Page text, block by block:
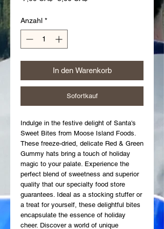
Anzahl *
In den Warenkorb
Sofortkauf
Indulge in the festive delight of Santa's
Sweet Bites from Moose Island Foods.
These freeze-dried, delicate Red & Green
Gummy hats bring a touch of holiday
magic to your palate. Experience the
perfect blend of sweetness and superior
quality that our specialty food store
guarantees. Ideal as a stocking stuffer or
a treat for yourself, these delightful bites
encapsulate the essence of holiday
cheer. Discover a world of unique